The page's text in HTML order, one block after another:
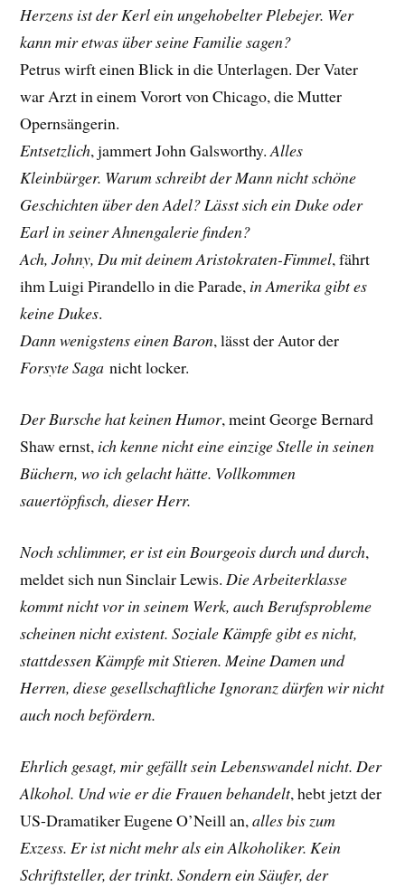
Herzens ist der Kerl ein ungehobelter Plebejer. Wer
kann mir etwas über seine Familie sagen?
Petrus wirft einen Blick in die Unterlagen. Der Vater
war Arzt in einem Vorort von Chicago, die Mutter
Opernsängerin.
Entsetzlich, jammert John Galsworthy.Alles
Kleinbürger. Warum schreibt der Mann nicht schöne
Geschichten über den Adel? Lässt sich ein Duke oder
Earl in seiner Ahnengalerie finden?
Ach, Johny, Du mit deinem Aristokraten-Fimmel, fährt
ihm Luigi Pirandello in die Parade, in Amerika gibt es
keine Dukes.
Dann wenigstens einen Baron, lässt der Autor der
Forsyte Saga nicht locker.
Der Bursche hat keinen Humor, meint George Bernard
Shaw ernst, ich kenne nicht eine einzige Stelle in seinen
Büchern, wo ich gelacht hätte. Vollkommen
sauertöpfisch, dieser Herr.
Noch schlimmer, er ist ein Bourgeois durch und durch,
meldet sich nun Sinclair Lewis.Die Arbeiterklasse
kommt nicht vor in seinem Werk, auch Berufsprobleme
scheinen nicht existent. Soziale Kämpfe gibt es nicht,
stattdessen Kämpfe mit Stieren. Meine Damen und
Herren, diese gesellschaftliche Ignoranz dürfen wir nicht
auch noch befördern.
Ehrlich gesagt, mir gefällt sein Lebenswandel nicht. Der
Alkohol. Und wie er die Frauen behandelt, hebt jetzt der
US-DramatikerEugene O’Neillan,alles bis zum
Exzess. Er ist nicht mehr als ein Alkoholiker. Kein
Schriftsteller, der trinkt. Sondern ein Säufer, der